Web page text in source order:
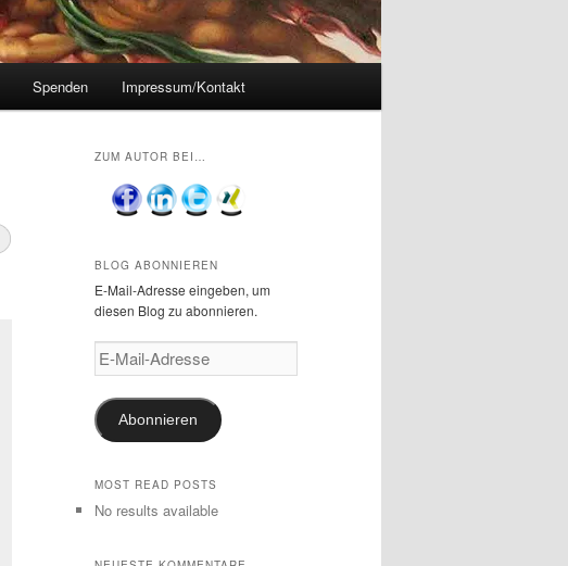
Spenden Impressum/Kontakt
ZUM AUTOR BEI…
BLOG ABONNIEREN
E-Mail-Adresse eingeben, um
diesen Blog zu abonnieren.
E-
Mail-
Abonnieren
MOST READ POSTS
No results available